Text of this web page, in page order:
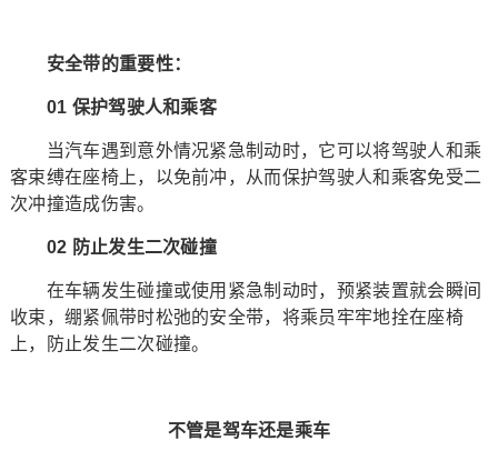
安全带的重要性：
01 保护驾驶人和乘客
当汽车遇到意外情况紧急制动时，它可以将驾驶人和乘
客束缚在座椅上，以免前冲，从而保护驾驶人和乘客免受二
次冲撞造成伤害。
02 防止发生二次碰撞
在车辆发生碰撞或使用紧急制动时，预紧装置就会瞬间
收束，绷紧佩带时松弛的安全带，将乘员牢牢地拴在座椅
上，防止发生二次碰撞。
不管是驾车还是乘车